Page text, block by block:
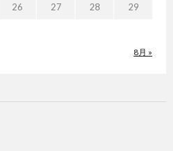
8月 »
26 27 28 29